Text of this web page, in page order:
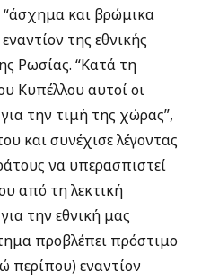
και βρώμικα
της εθνικής
Ρωσίας. “Κατά τη
Κυπέλλου αυτοί οι
την τιμή της χώρας”,
και συνέχισε λέγοντας
να υπερασπιστεί
από τη λεκτική
την εθνική μας
προβλέπει πρόστιμο
περίπου) εναντίον